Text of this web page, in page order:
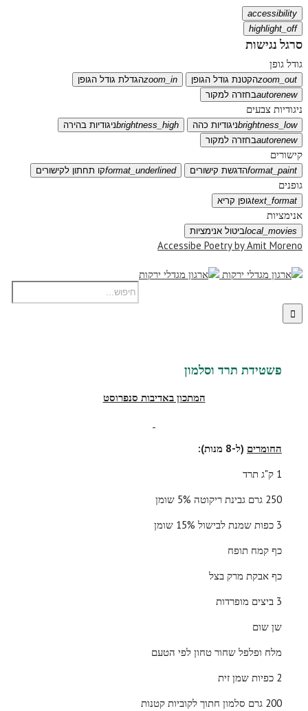
accessibility
highlight_off
סרגל נגישות
גודל גופן
zoom_outהקטנת גודל הגופן zoom_inהגדלת גודל הגופן
autorenewבחזרה למקור
ניגודיות צבעים
brightness_lowניגודיות כהה brightness_highניגודיות בהירה
autorenewבחזרה למקור
קישורים
format_paintהדגשת קישורים format_underlinedקו תחתון לקישורים
גופנים
text_formatגופן קריא
אנימציות
local_moviesביטול אנימציות
Accessibe Poetry by Amit Moreno
פשטידת תרד וסלמון
המתכון באדיבות סנפרוסט
החומרים (ל-8 מנות):
1 ק"ג תרד
250 גרם גבינת ריקוטה 5% שומן
3 כפות שמנת לבישול 15% שומן
כף קמח תופח
כף אבקת מרק בצל
3 ביצים מופרדות
שן שום
מלח ופלפל שחור טחון לפי הטעם
2 כפיות שמן זית
200 גרם סלמון חתוך לקוביות קטנות